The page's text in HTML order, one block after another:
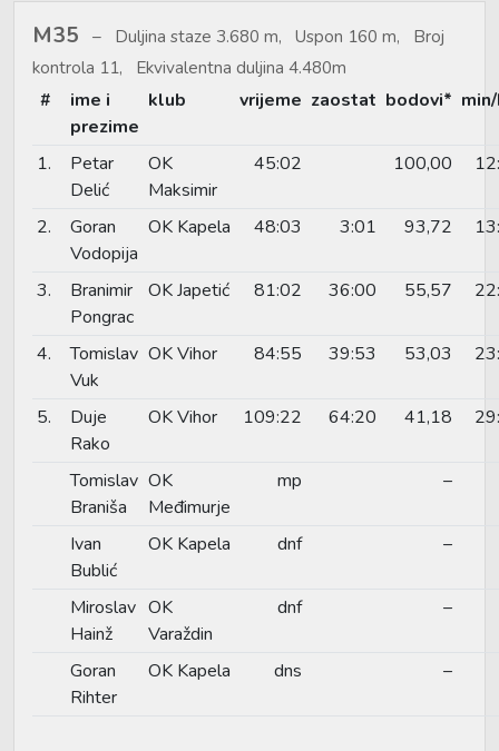
M35
Duljina staze 3.680 m, Uspon 160 m, Broj
kontrola 11, Ekvivalentna duljina 4.480m
#
ime i
prezime
klub vrijeme zaostat bodovi*
1.
Petar
Delić
OK
Maksimir
45:02 100,00
2.
Goran
Vodopija
OK Kapela 48:03 3:01 93,72
3.
Branimir
Pongrac
OK Japetić 81:02 36:00 55,57
4.
Tomislav
Vuk
OK Vihor 84:55 39:53 53,03
5.
Duje
Rako
OK Vihor 109:22 64:20 41,18
Tomislav
Braniša
OK
Međimurje
mp –
Ivan
Bublić
OK Kapela dnf –
Miroslav
Hainž
OK
Varaždin
dnf –
Goran
Rihter
OK Kapela dns –